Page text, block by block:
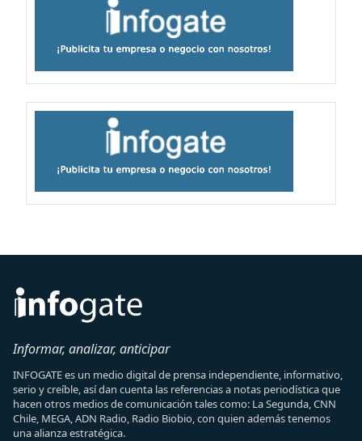
Informar, analizar, anticipar
INFOGATE es un medio digital de prensa independiente, informativo,
serio y creíble, así dan cuenta las referencias a notas periodística que
hacen otros medios de comunicación tales como: La Segunda, CNN
Chile, MEGA, ADN Radio, Radio Biobio, con quien además tenemos
una alianza estratégica.